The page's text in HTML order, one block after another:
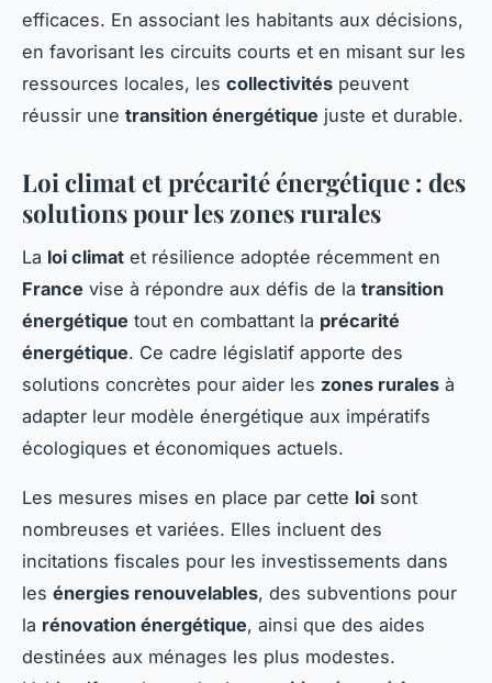
efficaces. En associant les habitants aux décisions,
en favorisant les circuits courts et en misant sur les
ressources locales, les collectivités peuvent
réussir une transition énergétique juste et durable.
Loi climat et précarité énergétique : des
solutions pour les zones rurales
La loi climat et résilience adoptée récemment en
France vise à répondre aux défis de la transition
énergétique tout en combattant la précarité
énergétique. Ce cadre législatif apporte des
solutions concrètes pour aider les zones rurales à
adapter leur modèle énergétique aux impératifs
écologiques et économiques actuels.
Les mesures mises en place par cette loi sont
nombreuses et variées. Elles incluent des
incitations fiscales pour les investissements dans
les énergies renouvelables, des subventions pour
la rénovation énergétique, ainsi que des aides
destinées aux ménages les plus modestes.